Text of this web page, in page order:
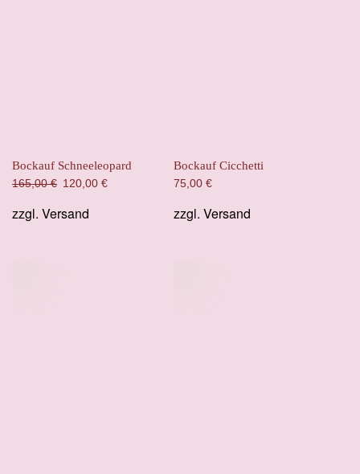
Bockauf Schneeleopard
165,00€ Ursprünglicher
war:
120,00 €
zzgl. Versand
Bockauf Cicchetti
75,00 €
zzgl. Versand